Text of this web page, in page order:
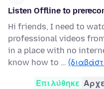
Listen Offline to
Hi friends, I need to
professional videos
in a place with no
know how to …
Επιλύθηκε